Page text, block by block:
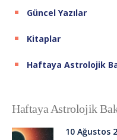
Güncel Yazılar
Kitaplar
Haftaya Astrolojik
Haftaya Astrolojik
10 Ağustos